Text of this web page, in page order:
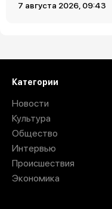
7 августа 2026, 09:43
Категории
Новости
Культура
Общество
Интервью
Происшествия
Экономика